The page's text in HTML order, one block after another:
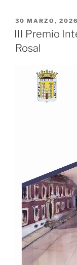
PUBLICADO
EL
30 MARZO, 2026
III Premio
Rosal